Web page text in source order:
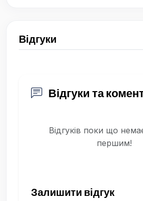
Відгуки
Відгуки та
Відгуків поки що
першим!
Залишити відгук